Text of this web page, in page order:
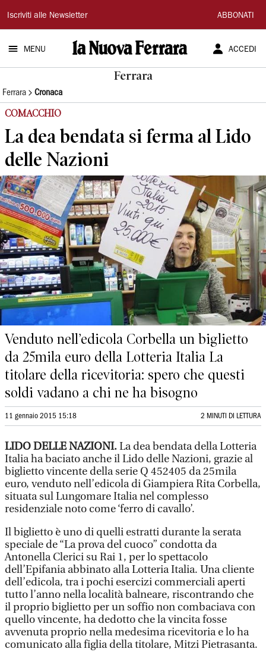
La
Nuova
Ferrara
Iscriviti alle Newsletter ABBONATI
MENU ACCEDI
Ferrara
Ferrara Cronaca
COMACCHIO
La dea bendata si ferma al Lido
delle Nazioni
Venduto nell’edicola Corbella un biglietto
da 25mila euro della Lotteria Italia La
titolare della ricevitoria: spero che questi
soldi vadano a chi ne ha bisogno
11 gennaio 2015 15:18 2 MINUTI DI LETTURA
LIDO DELLE NAZIONI.La dea bendata della Lotteria
Italia ha baciato anche il Lido delle Nazioni, grazie al
biglietto vincente della serie Q 452405 da 25mila
euro, venduto nell’edicola di Giampiera Rita Corbella,
situata sul Lungomare Italia nel complesso
residenziale noto come ‘ferro di cavallo’.
Il biglietto è uno di quelli estratti durante la serata
speciale de “La prova del cuoco” condotta da
Antonella Clerici su Rai 1, per lo spettacolo
dell’Epifania abbinato alla Lotteria Italia. Una cliente
dell’edicola, tra i pochi esercizi commerciali aperti
tutto l’anno nella località balneare, riscontrando che
il proprio biglietto per un soffio non combaciava con
quello vincente, ha dedotto che la vincita fosse
avvenuta proprio nella medesima ricevitoria e lo ha
comunicato alla figlia della titolare, Mitzi Pietrasanta.